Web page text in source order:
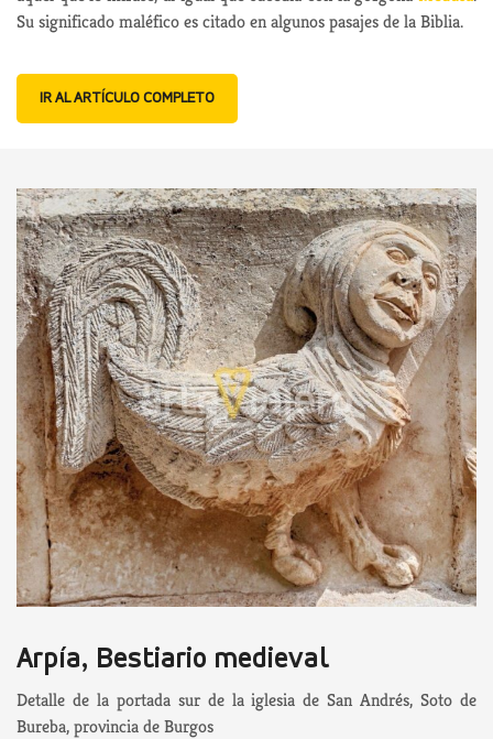
Su significado maléfico es citado en algunos pasajes de la Biblia.
IR AL ARTÍCULO COMPLETO
Arpía, Bestiario medieval
Detalle de la portada sur de la iglesia de San Andrés, Soto de
Bureba, provincia de Burgos